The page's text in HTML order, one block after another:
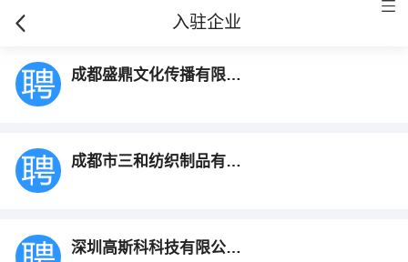
入驻企业
成都盛鼎文化传播有限公司
成都市三和纺织制品有限公司
深圳高斯科科技有限公司成都分公司